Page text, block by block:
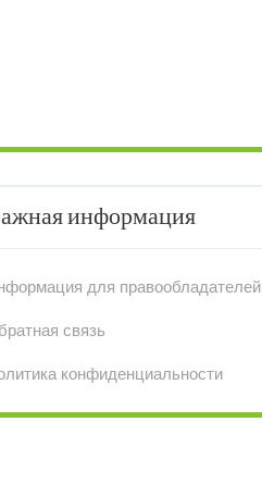
информация
для правообладателей
связь
конфиденциальности